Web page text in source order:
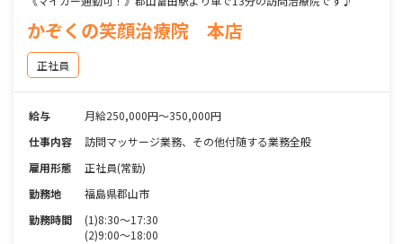
かぞくの笑顔治療院 本店
正社員
給与
月給250,000円～350,000円
仕事内容
訪問マッサージ業務、その他付随する業務全般
雇用形態
正社員(常勤)
勤務地
福島県郡山市
勤務時間
(1)8:30～17:30
(2)9:00～18:00